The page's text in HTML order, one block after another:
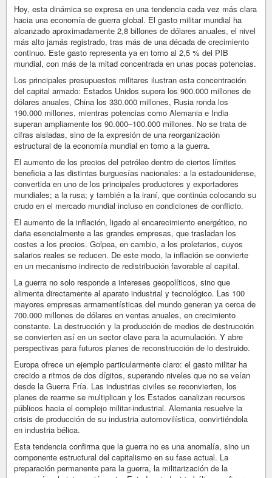
Hoy, esta dinámica se expresa en una tendencia cada vez más clara
hacia una economía de guerra global. El gasto militar mundial ha
alcanzado aproximadamente 2,8 billones de dólares anuales, el nivel
más alto jamás registrado, tras más de una década de crecimiento
continuo. Este gasto representa ya en torno al 2,5 % del PIB
mundial, con más de la mitad concentrada en unas pocas potencias.
Los principales presupuestos militares ilustran esta concentración
del capital armado: Estados Unidos supera los 900.000 millones de
dólares anuales, China los 330.000 millones, Rusia ronda los
190.000 millones, mientras potencias como Alemania e India
superan ampliamente los 90.000–100.000 millones. No se trata de
cifras aisladas, sino de la expresión de una reorganización
estructural de la economía mundial en torno a la guerra.
El aumento de los precios del petróleo dentro de ciertos límites
beneficia a las distintas burguesías nacionales: a la estadounidense,
convertida en uno de los principales productores y exportadores
mundiales; a la rusa; y también a la iraní, que continúa colocando su
crudo en el mercado mundial incluso en condiciones de conflicto.
El aumento de la inflación, ligado al encarecimiento energético, no
daña esencialmente a las grandes empresas, que trasladan los
costes a los precios. Golpea, en cambio, a los proletarios, cuyos
salarios reales se reducen. De este modo, la inflación se convierte
en un mecanismo indirecto de redistribución favorable al capital.
La guerra no solo responde a intereses geopolíticos, sino que
alimenta directamente al aparato industrial y tecnológico. Las 100
mayores empresas armamentísticas del mundo generan ya cerca de
700.000 millones de dólares en ventas anuales, en crecimiento
constante. La destrucción y la producción de medios de destrucción
se convierten así en un sector clave para la acumulación. Y abre
perspectivas para futuros planes de reconstrucción de lo destruido.
Europa ofrece un ejemplo particularmente claro: el gasto militar ha
crecido a ritmos de dos dígitos, superando niveles que no se veían
desde la Guerra Fría. Las industrias civiles se reconvierten, los
planes de rearme se multiplican y los Estados canalizan recursos
públicos hacia el complejo militar-industrial. Alemania resuelve la
crisis de producción de su industria automovilística, convirtiéndola
en industria bélica.
Esta tendencia confirma que la guerra no es una anomalía, sino un
componente estructural del capitalismo en su fase actual. La
preparación permanente para la guerra, la militarización de la